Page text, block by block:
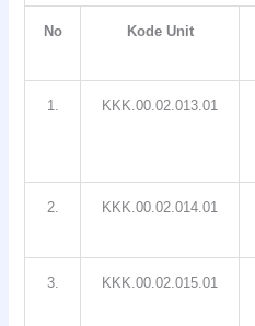
No Kode Unit
1. KKK.00.02.013.01
2. KKK.00.02.014.01
3. KKK.00.02.015.01